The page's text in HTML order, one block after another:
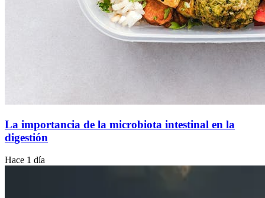
La importancia de la microbiota intestinal en la
digestión
Hace 1 día